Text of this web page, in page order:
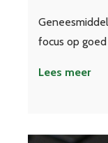
focus op
Lees meer